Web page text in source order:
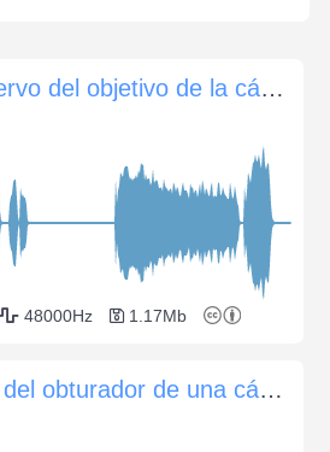
Kodak 1035z servo del objetivo de la cámara
48000Hz 1.17Mb
Otro medio clic del obturador de una cámara Canon EOS 60D